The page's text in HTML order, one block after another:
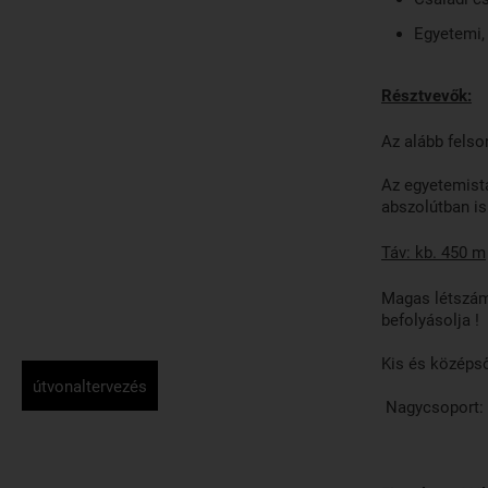
útvonaltervezés
Résztvevők:
Az alább
Az
abszolútban is.
Táv: kb. 450 m
Magas
befolyásolja !
Kis és
Ovis